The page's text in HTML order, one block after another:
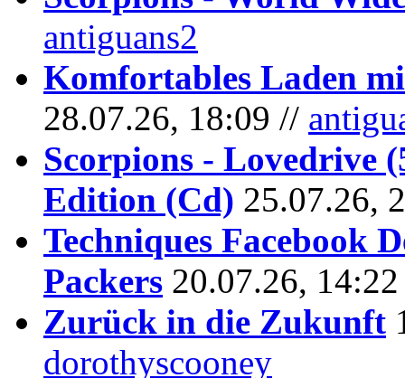
antiguans2
Komfortables Laden
28.07.26, 18:09 //
Scorpions - Lovedrive
Edition (Cd) 25.07.26,
Techniques Facebook
Packers 20.07.26,
Zurück in die Zukunft
dorothyscooney